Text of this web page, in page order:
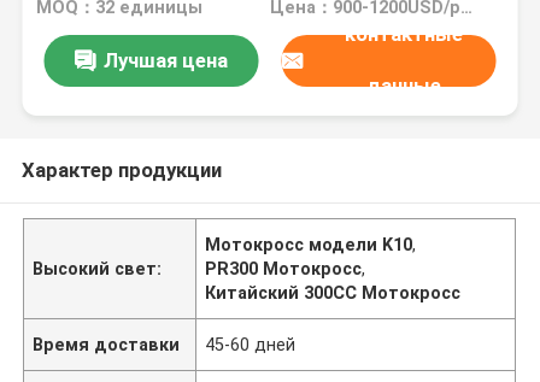
MOQ：32 единицы Цена：900-1200USD/pcs FOB CHONGQING
Лучшая цена
контактные
данные
Характер продукции
Высокий свет:
Мотокросс модели K10,
PR300 Мотокросс,
Китайский 300CC Мотокросс
Время доставки 45-60 дней